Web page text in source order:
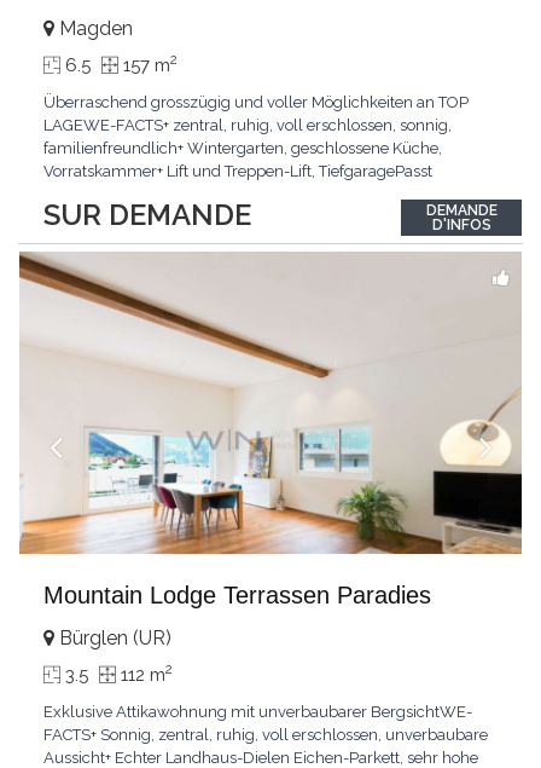
SUR DEMANDE
Magden
6.5 157 m2
Überraschend grosszügig und voller Möglichkeiten an TOP
LAGEWE-FACTS+ zentral, ruhig, voll erschlossen, sonnig,
familienfreundlich+ Wintergarten, geschlossene Küche,
Vorratskammer+ Lift und Treppen-Lift, TiefgaragePasst
Wintergarten schaffen ein lichtdurchflutetes
Wunder.Interessiert? JETZT anrufen: +41 76 507 21 32
DEMANDE
D'INFOS
Mountain Lodge Terrassen Paradies
Bürglen (UR)
3.5 112 m2
Exklusive Attikawohnung mit unverbaubarer BergsichtWE-
FACTS+ Sonnig, zentral, ruhig, voll erschlossen, unverbaubare
Aussicht+ Echter Landhaus-Dielen Eichen-Parkett, sehr hohe